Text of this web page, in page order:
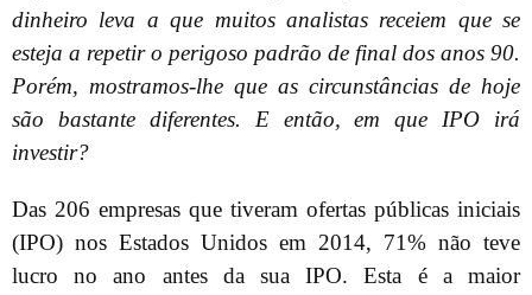
dinheiro leva a que muitos analistas receiem que se
esteja a repetir o perigoso padrão de final dos anos 90.
Porém, mostramos-lhe que as circunstâncias de hoje
são bastante diferentes. E então, em que IPO irá
investir?
Das 206 empresas que tiveram ofertas públicas iniciais
(IPO) nos Estados Unidos em 2014, 71% não teve
lucro no ano antes da sua IPO. Esta é a maior